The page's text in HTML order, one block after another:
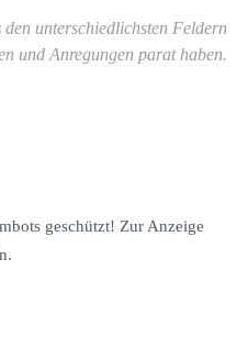
unterschiedlichsten Feldern
und Anregungen parat haben.
geschützt! Zur Anzeige